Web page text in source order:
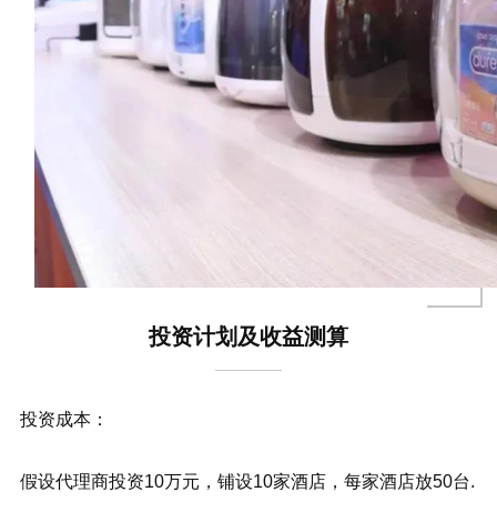
投资计划及收益测算
投资成本：
假设代理商投资10万元，铺设10家酒店，每家酒店放50台.